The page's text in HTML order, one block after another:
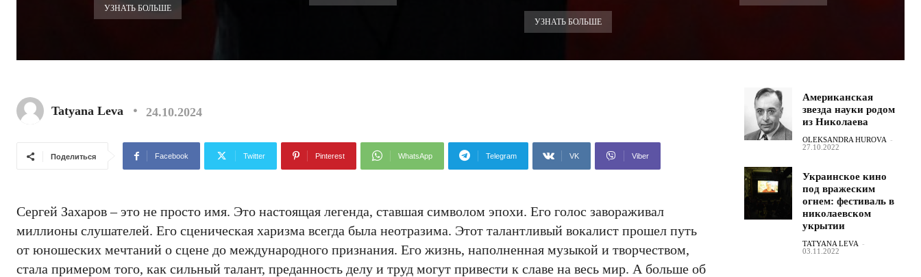
УЗНАТЬ БОЛЬШЕ
УЗНАТЬ БОЛЬШЕ
Tatyana Leva 24.10.2024
Поделиться Facebook Twitter Pinterest WhatsApp Telegram VK Viber
Сергей Захаров – это не просто имя. Это настоящая легенда, ставшая символом эпохи. Его голос завораживал
миллионы слушателей. Его сценическая харизма всегда была неотразима. Этот талантливый вокалист прошел путь
от юношеских мечтаний о сцене до международного признания. Его жизнь, наполненная музыкой и творчеством,
стала примером того, как сильный талант, преданность делу и труд могут привести к славе на весь мир. А больше об
Американская
звезда науки родом
из Николаева
OLEKSANDRA HUROVA -
27.10.2022
Украинское кино
под вражеским
огнем: фестиваль в
николаевском
укрытии
TATYANA LEVA -
03.11.2022